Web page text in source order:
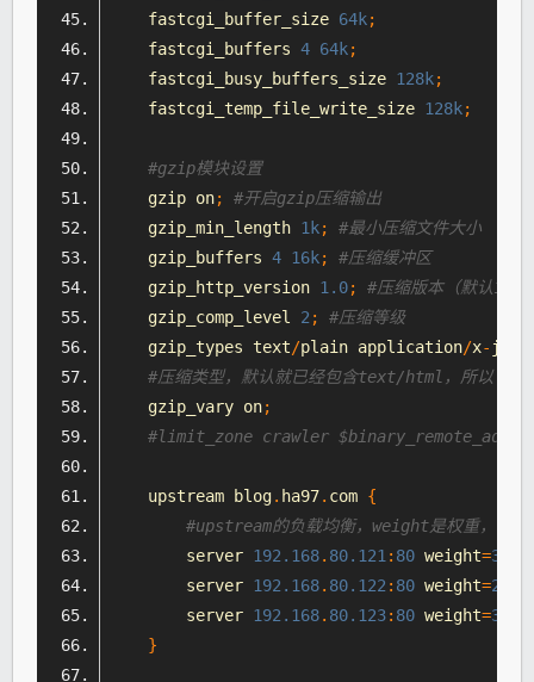
    fastcgi_buffer_size
64k;
    fastcgi_buffers
4 64k;
    fastcgi_busy_buffers_size
128k;
    fastcgi_temp_file_write_size
128k;
#gzip模块设置
    gzip on
;
#开启gzip压缩输出
    gzip_min_length
1k;
#最小压缩文件大小
    gzip_buffers
4 16k;
#压缩缓冲区
    gzip_http_version
1.0;
#压缩版本（默认1.1
    gzip_comp_level
2 ;
#压缩等级
    gzip_types text
/plain application/x-
#压缩类型，默认就已经包含text/html ，所以下
    gzip_vary on
;
#limit_zone crawler $binary_remote_addr
    upstream blog
. ha97. com {
#upstream的负载均衡，weight是权重，可以
        server
192.168. 80.121 : 80 weight=3
        server
192.168. 80.122 : 80 weight=2
        server
192.168. 80.123: 80 weight=3
}